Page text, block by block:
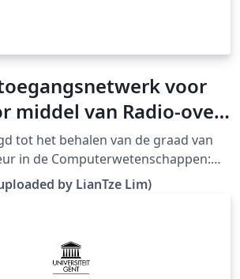
voor
middel van Radio-over-
tot het behalen van de graad van
in de Computerwetenschappen:
juni 2006
LaTeX templates en logo's)
by LianTze Lim)